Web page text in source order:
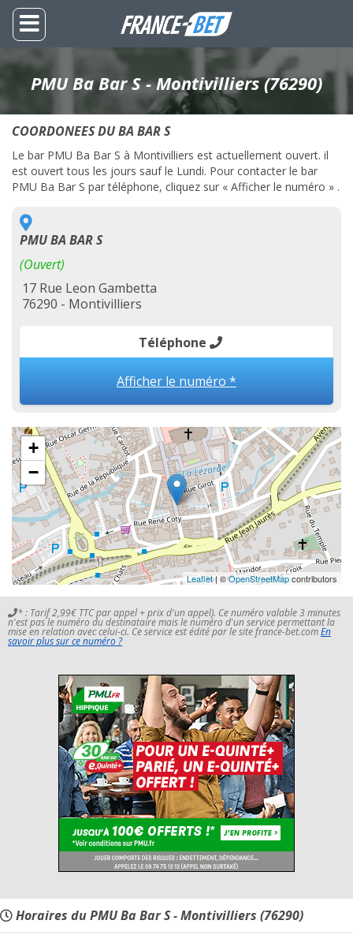
PMU Ba Bar S - Montivilliers (76290)
COORDONEES DU BA BAR S
Le bar PMU Ba Bar S à Montivilliers est actuellement ouvert. il
est ouvert tous les jours sauf le Lundi. Pour contacter le bar
PMU Ba Bar S par téléphone, cliquez sur « Afficher le numéro » .
PMU BA BAR S
(Ouvert)
17 Rue Leon Gambetta
76290 - Montivilliers
Téléphone
Afficher le numéro *
+
−
Leaflet| ©OpenStreetMapcontributors
* : Tarif 2,99€ TTC par appel + prix d'un appel). Ce numéro valable 3 minutes
n'est pas le numéro du destinataire mais le numéro d'un service permettant la
mise en relation avec celui-ci. Ce service est édité par le site france-bet.comEn
savoir plus sur ce numéro ?
Horaires du PMU Ba Bar S - Montivilliers (76290)